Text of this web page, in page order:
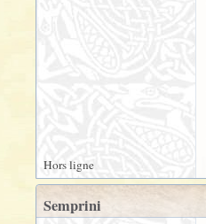
Hors ligne
Semprini